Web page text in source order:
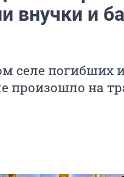
внучки и
селе погибших
произошло на